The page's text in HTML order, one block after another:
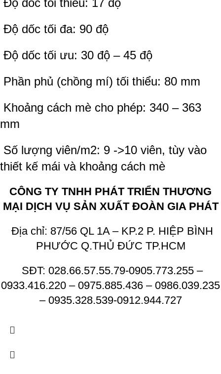
Độ dốc tối đa: 90 độ
Độ dốc tối ưu: 30 độ – 45 độ
Phần phủ (chồng mí) tối thiểu: 80 mm
Khoảng cách mè cho phép: 340 – 363
mm
Số lượng viên/m2: 9 ->10 viên, tùy vào
thiết kế mái và khoảng cách mè
CÔNG TY TNHH PHÁT TRIỂN THƯƠNG
MẠI DỊCH VỤ SẢN XUẤT ĐOÀN GIA PHÁT
Địa chỉ: 87/56 QL 1A – KP.2 P. HIỆP BÌNH
PHƯỚC Q.THỦ ĐỨC TP.HCM
SĐT: 028.66.57.55.79-0905.773.255 –
0933.416.220 – 0975.885.436 – 0986.039.235
– 0935.328.539-0912.944.727